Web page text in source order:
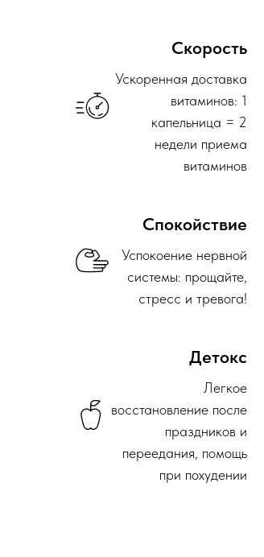
Скорость
Ускоренная доставка
витаминов: 1
капельница = 2
недели приема
витаминов
Спокойствие
Успокоение нервной
системы: прощайте,
стресс и тревога!
Детокс
Легкое
восстановление после
праздников и
переедания, помощь
при похудении